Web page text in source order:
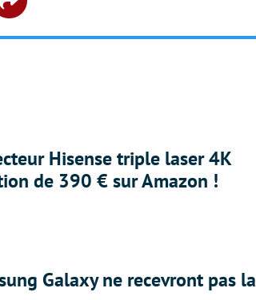
Share
Hisense triple laser 4K
de 390 € sur Amazon !
Galaxy ne recevront pas la